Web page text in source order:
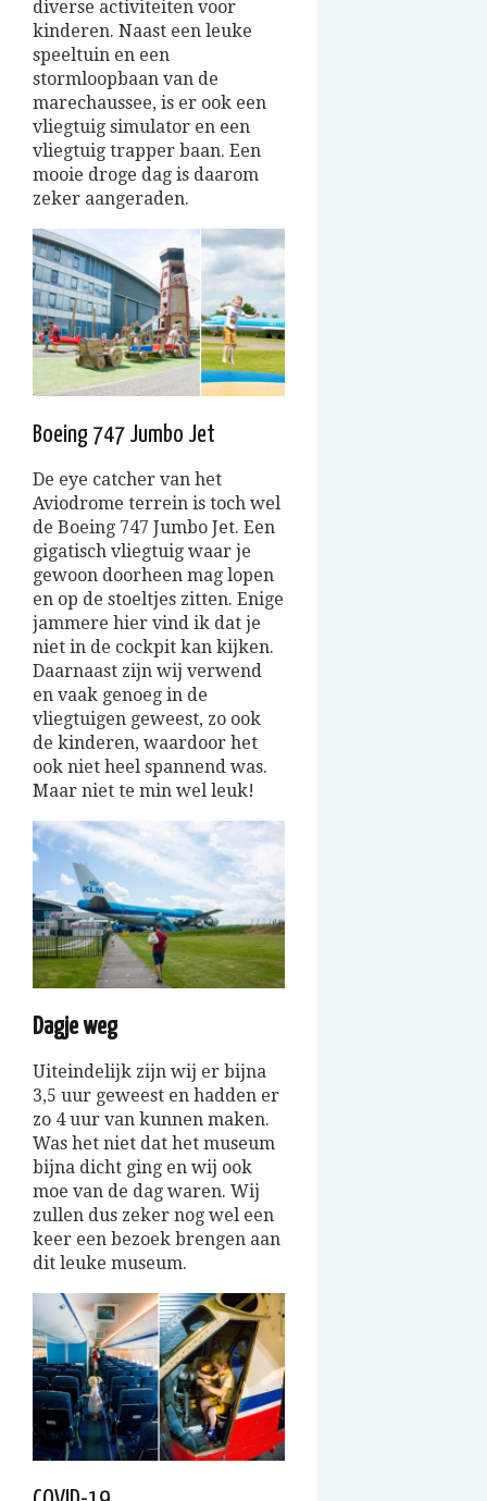
diverse activiteiten voor
kinderen. Naast een leuke
speeltuin en een
stormloopbaan van de
marechaussee, is er ook een
vliegtuig simulator en een
vliegtuig trapper baan. Een
mooie droge dag is daarom
zeker aangeraden.
Boeing 747 Jumbo Jet
De eye catcher van het
Aviodrome terrein is toch wel
de Boeing 747 Jumbo Jet. Een
gigatisch vliegtuig waar je
gewoon doorheen mag lopen
en op de stoeltjes zitten. Enige
jammere hier vind ik dat je
niet in de cockpit kan kijken.
Daarnaast zijn wij verwend
en vaak genoeg in de
vliegtuigen geweest, zo ook
de kinderen, waardoor het
ook niet heel spannend was.
Maar niet te min wel leuk!
Dagje weg
Uiteindelijk zijn wij er bijna
3,5 uur geweest en hadden er
zo 4 uur van kunnen maken.
Was het niet dat het museum
bijna dicht ging en wij ook
moe van de dag waren. Wij
zullen dus zeker nog wel een
keer een bezoek brengen aan
dit leuke museum.